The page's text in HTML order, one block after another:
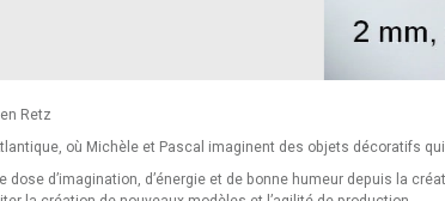
Retz
où Michèle et Pascal imaginent des objets décoratifs
dose d’imagination, d’énergie et de bonne humeur depuis la